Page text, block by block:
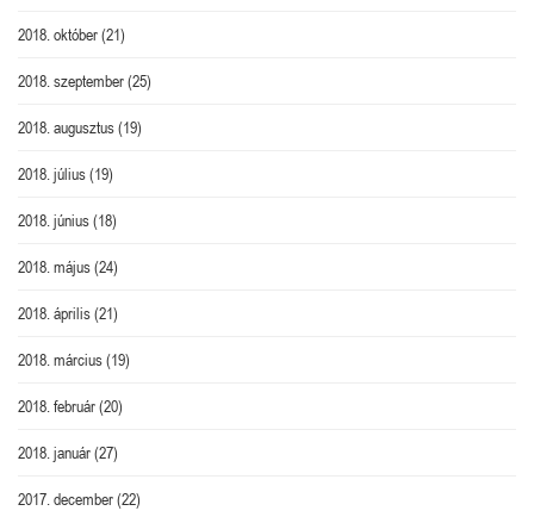
2018. október(21)
2018. szeptember(25)
2018. augusztus(19)
2018. július(19)
2018. június(18)
2018. május(24)
2018. április(21)
2018. március(19)
2018. február(20)
2018. január(27)
2017. december(22)